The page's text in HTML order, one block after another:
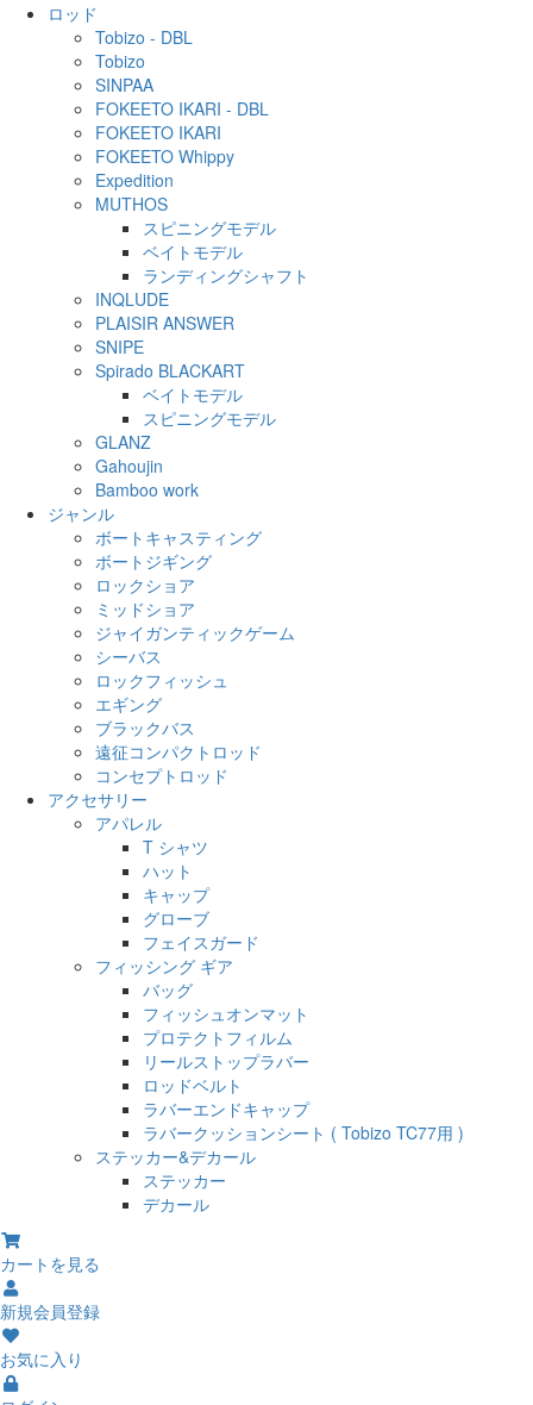
ロッド
Tobizo - DBL
Tobizo
SINPAA
FOKEETO IKARI - DBL
FOKEETO IKARI
FOKEETO Whippy
Expedition
MUTHOS
スピニングモデル
ベイトモデル
ランディングシャフト
INQLUDE
PLAISIR ANSWER
SNIPE
Spirado BLACKART
ベイトモデル
スピニングモデル
GLANZ
Gahoujin
Bamboo work
ジャンル
ボートキャスティング
ボートジギング
ロックショア
ミッドショア
ジャイガンティックゲーム
シーバス
ロックフィッシュ
エギング
ブラックバス
遠征コンパクトロッド
コンセプトロッド
アクセサリー
アパレル
T シャツ
ハット
キャップ
グローブ
フェイスガード
フィッシング ギア
バッグ
フィッシュオンマット
プロテクトフィルム
リールストップラバー
ロッドベルト
ラバーエンドキャップ
ラバークッションシート ( Tobizo TC77用 )
ステッカー&デカール
ステッカー
デカール
カートを見る
新規会員登録
お気に入り